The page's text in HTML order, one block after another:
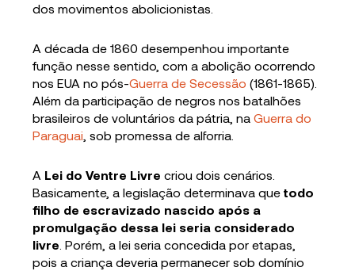
dos movimentos abolicionistas.
A década de 1860 desempenhou importante
função nesse sentido, com a abolição ocorrendo
nos EUA no pós-Guerra de Secessão (1861-1865).
Além da participação de negros nos batalhões
brasileiros de voluntários da pátria, naGuerra do
Paraguai , sob promessa de alforria.
A Lei do Ventre Livre criou dois cenários.
Basicamente, a legislação determinava que todo
filho de escravizado nascido após a
promulgação dessa lei seria considerado
livre . Porém, a lei seria concedida por etapas,
pois a criança deveria permanecer sob domínio